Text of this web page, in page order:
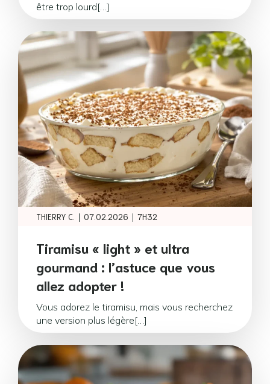
être trop lourd[…]
THIERRY C. | 07.02.2026 | 7H32
Tiramisu « light » et ultra
gourmand : l’astuce que vous
allez adopter !
Vous adorez le tiramisu, mais vous recherchez
une version plus légère[…]